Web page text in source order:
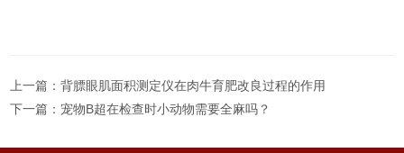
上一篇：背膘眼肌面积测定仪在肉牛育肥改良过程的作用
下一篇： 宠物B超在检查时小动物需要全麻吗？